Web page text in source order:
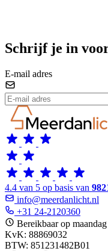
Schrijf je in
E-mail adres
4.4 van 5 op basis van
info@meerdanlicht.nl
+31 24-2120360
Bereikbaar op
KvK: 88869032
BTW: 851231482B01